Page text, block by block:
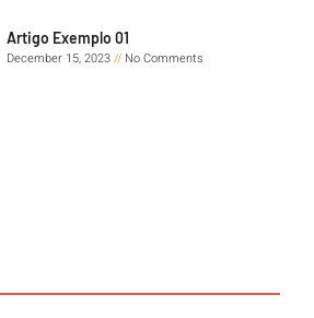
Artigo Exemplo 01
December 15, 2023 No Comments